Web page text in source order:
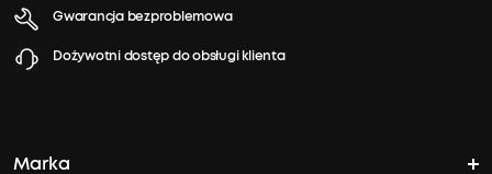
Gwarancja bezproblemowa
Dożywotni dostęp do obsługi klienta
Marka